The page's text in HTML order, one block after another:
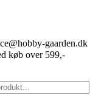
gaarden.dk
køb over 599,-